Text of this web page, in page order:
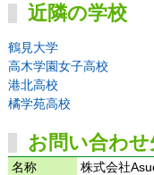
近隣の学校
鶴見大学
高木学園女子高校
港北高校
橘学苑高校
お問い合わせ
名称
株式会社